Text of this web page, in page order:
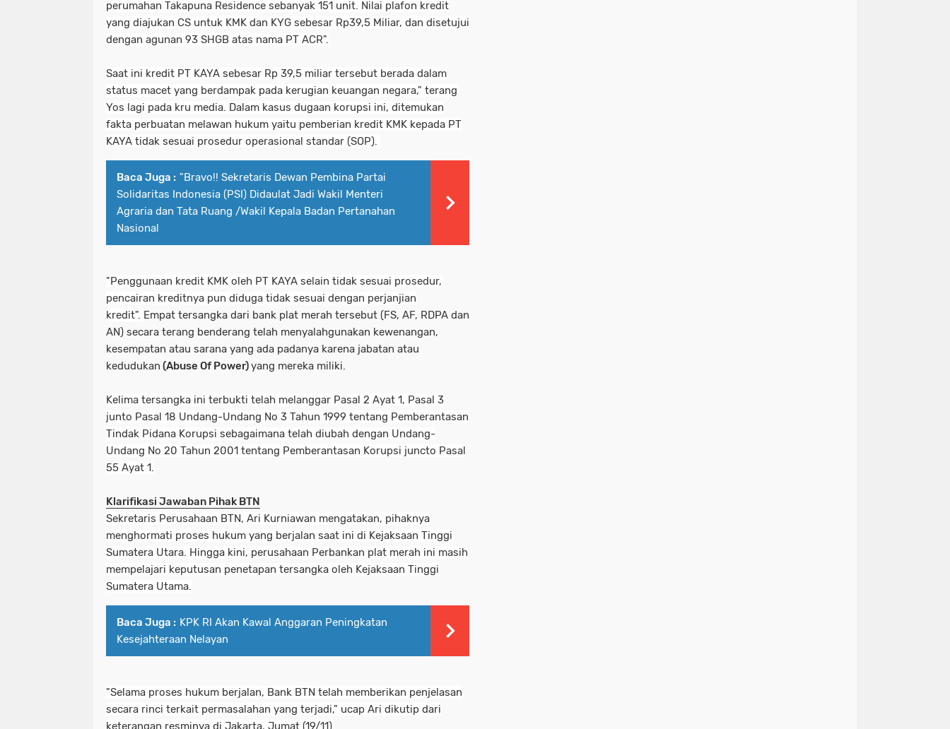
perumahan Takapuna Residence sebanyak 151 unit. Nilai plafon kredit
yang diajukan CS untuk KMK dan KYG sebesar Rp39,5 Miliar, dan disetujui
dengan agunan 93 SHGB atas nama PT ACR".
Saat ini kredit PT KAYA sebesar Rp 39,5 miliar tersebut berada dalam
status macet yang berdampak pada kerugian keuangan negara," terang
Yos lagi pada kru media. Dalam kasus dugaan korupsi ini, ditemukan
fakta perbuatan melawan hukum yaitu pemberian kredit KMK kepada PT
KAYA tidak sesuai prosedur operasional standar (SOP).
Baca Juga : "Bravo!! Sekretaris Dewan Pembina Partai
Solidaritas Indonesia (PSI) Didaulat Jadi Wakil Menteri
Agraria dan Tata Ruang /Wakil Kepala Badan Pertanahan
Nasional
"Penggunaan kredit KMK oleh PT KAYA selain tidak sesuai prosedur,
pencairan kreditnya pun diduga tidak sesuai dengan perjanjian
kredit". Empat tersangka dari bank plat merah tersebut (FS, AF, RDPA dan
AN) secara terang benderang telah menyalahgunakan kewenangan,
kesempatan atau sarana yang ada padanya karena jabatan atau
kedudukan (Abuse Of Power)yang mereka miliki.
Kelima tersangka ini terbukti telah melanggar Pasal 2 Ayat 1, Pasal 3
junto Pasal 18 Undang-Undang No 3 Tahun 1999 tentang Pemberantasan
Tindak Pidana Korupsi sebagaimana telah diubah dengan Undang-
Undang No 20 Tahun 2001 tentang Pemberantasan Korupsi juncto Pasal
55 Ayat 1.
Klarifikasi Jawaban Pihak BTN
Sekretaris Perusahaan BTN, Ari Kurniawan mengatakan, pihaknya
menghormati proses hukum yang berjalan saat ini di Kejaksaan Tinggi
Sumatera Utara. Hingga kini, perusahaan Perbankan plat merah ini masih
mempelajari keputusan penetapan tersangka oleh Kejaksaan Tinggi
Sumatera Utama.
Baca Juga : KPK RI Akan Kawal Anggaran Peningkatan
Kesejahteraan Nelayan
"Selama proses hukum berjalan, Bank BTN telah memberikan penjelasan
secara rinci terkait permasalahan yang terjadi," ucap Ari dikutip dari
keterangan resminya di Jakarta, Jumat (19/11).